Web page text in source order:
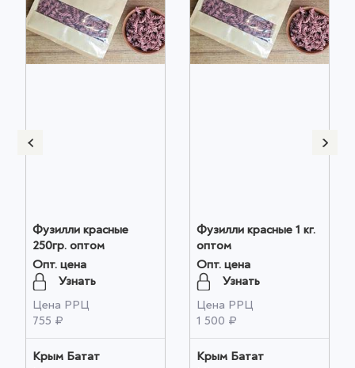
Фузилли красные
250гр. оптом
Опт. цена
Узнать
Цена РРЦ
755 ₽
Крым Батат
Фузилли красные 1 кг.
оптом
Опт. цена
Узнать
Цена РРЦ
1 500 ₽
Крым Батат